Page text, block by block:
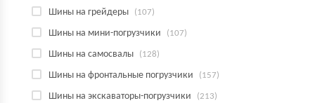
Шины на грейдеры (107)
Шины на мини-погрузчики (107)
Шины на самосвалы (128)
Шины на фронтальные погрузчики (157)
Шины на экскаваторы-погрузчики (213)